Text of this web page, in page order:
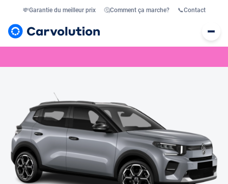
💸Garantie du meilleur prix 🤔Comment ça marche? 📞Contact